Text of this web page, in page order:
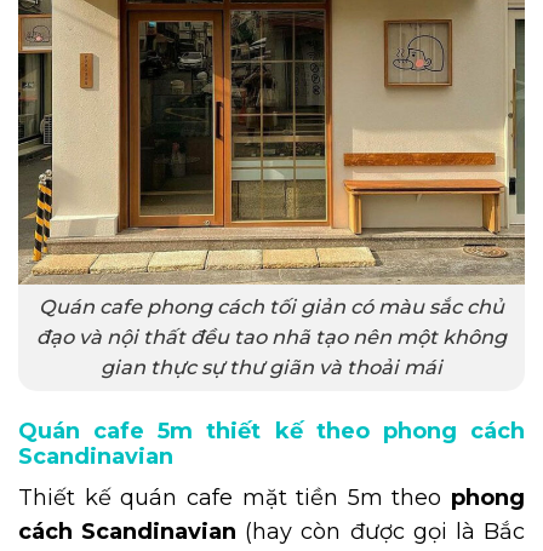
Quán cafe phong cách tối giản có màu sắc chủ
đạo và nội thất đều tao nhã tạo nên một không
gian thực sự thư giãn và thoải mái
Quán cafe 5m thiết kế theo phong cách
Scandinavian
Thiết kế quán cafe mặt tiền 5m theo phong
cách Scandinavian (hay còn được gọi là Bắc